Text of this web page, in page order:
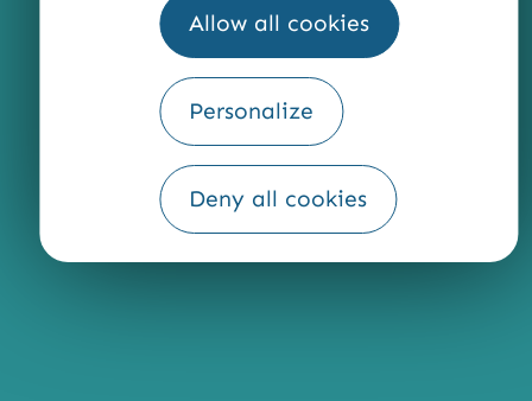
Allow all cookies
Personalize
Deny all cookies
QUI SOMMES-NOUS ?
Fourni par
Traduction